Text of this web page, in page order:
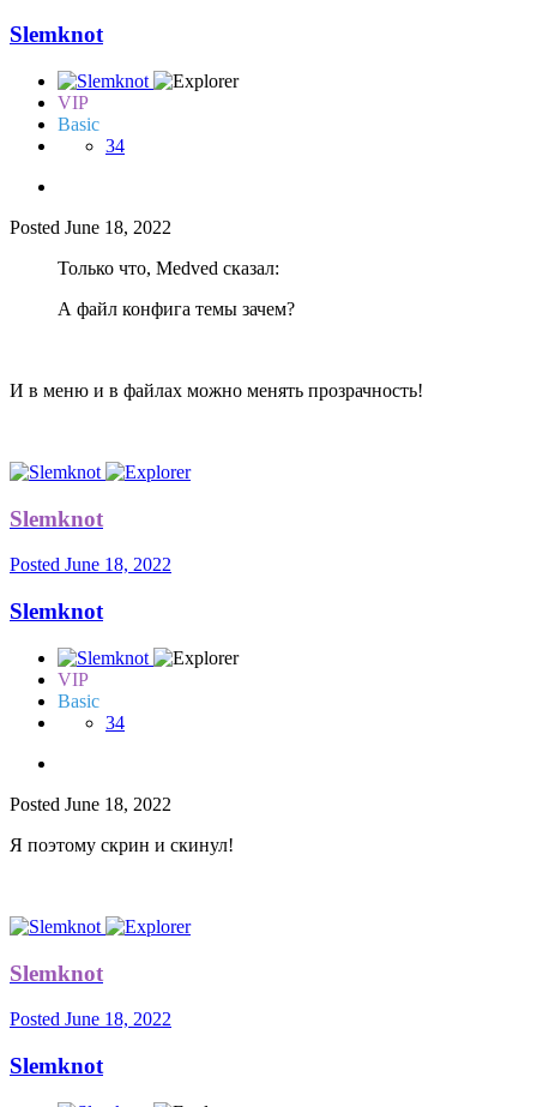
Slemknot
VIP
Basic
34
Posted June 18, 2022
Только что, Medved сказал:
А файл конфига темы зачем?
И в меню и в файлах можно менять прозрачность!
Slemknot
Posted June 18, 2022
Slemknot
VIP
Basic
34
Posted June 18, 2022
Я поэтому скрин и скинул!
Slemknot
Posted June 18, 2022
Slemknot